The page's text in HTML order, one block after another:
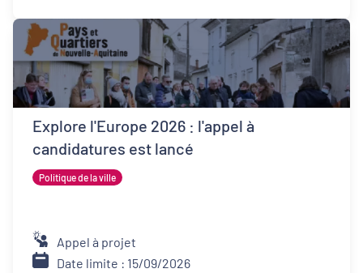
Explore l'Europe 2026 : l'appel à
candidatures est lancé
Politique de la ville
Appel à projet
Date limite : 15/09/2026